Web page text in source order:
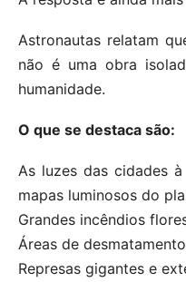
Astronautas relatam
não é uma obra
humanidade.
O que se destaca são:
As luzes das cidades
mapas luminosos do
Grandes incêndios
Áreas de desmatamento
Represas gigantes e